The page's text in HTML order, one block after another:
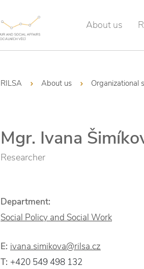
About us
RILSA About us Organizational
Mgr. Ivana
Researcher
Department:
Social Policy and Social Work
E: ivana.simikova@rilsa.cz
T: +420 549 498 132